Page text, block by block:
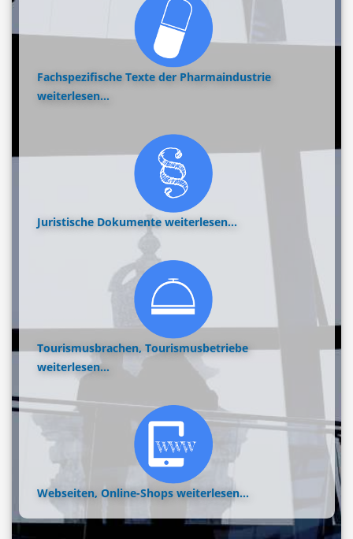
Fachspezifische Texte der Pharmaindustrie
weiterlesen...
Juristische Dokumente weiterlesen...
Tourismusbrachen, Tourismusbetriebe
weiterlesen...
Webseiten, Online-Shops weiterlesen...